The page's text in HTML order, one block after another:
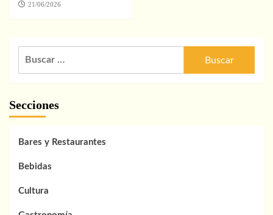
21/06/2026
Secciones
Bares y Restaurantes
Bebidas
Cultura